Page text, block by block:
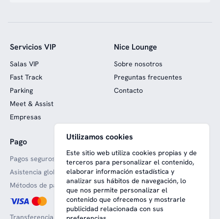
Servicios VIP
Salas VIP
Fast Track
Parking
Meet & Assist
Empresas
Nice Lounge
Sobre nosotros
Preguntas frecuentes
Contacto
Pago
Pagos seguros
Asistencia global
Métodos de pago aceptado
Transferencia bancaria
Web financiada con fondos
europeos
Utilizamos cookies
Este sitio web utiliza cookies propias y de
terceros para personalizar el contenido,
elaborar información estadística y
analizar sus hábitos de navegación, lo
que nos permite personalizar el
contenido que ofrecemos y mostrarle
publicidad relacionada con sus